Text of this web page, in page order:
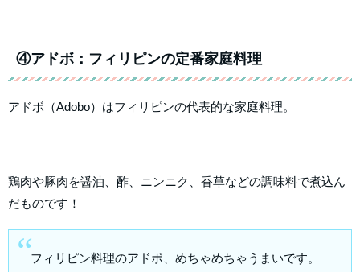
④アドボ：フィリピンの定番家庭料理
アドボ（Adobo）はフィリピンの代表的な家庭料理。
鶏肉や豚肉を醤油、酢、ニンニク、香草などの調味料で煮込ん
だものです！
フィリピン料理のアドボ、めちゃめちゃうまいです。